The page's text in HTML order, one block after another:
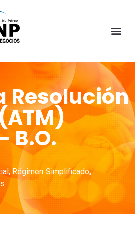
Resolución
B.O.
,Régimen Simplificado,